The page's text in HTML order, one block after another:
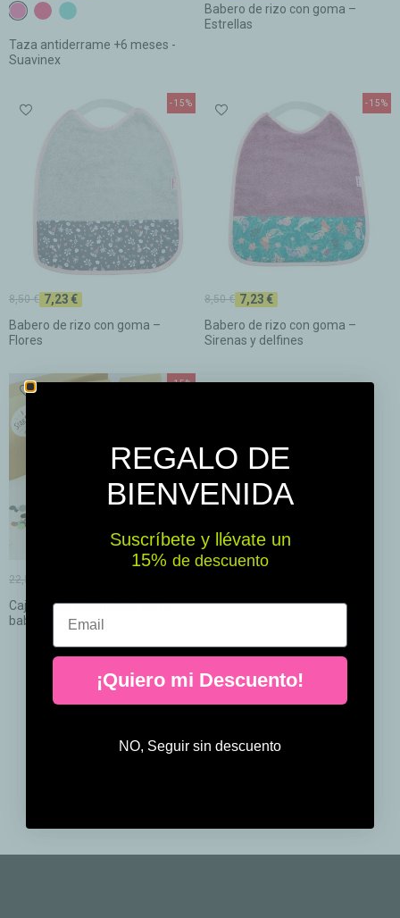
Taza antiderrame +6 meses -
Suavinex
FúcsiaFresaTurquesa
Babero de rizo con goma –
Estrellas
Babero de rizo con goma –
Flores
8,50 € 7,23 €
-15%
Babero de rizo con goma –
Sirenas y delfines
8,50 € 7,23 €
-15%
Caja regalo para bebés con 4
baberos de...
22,50 €
-15%
REGALO DE
BIENVENIDA
Suscríbete y llévate un
15% ​​ de descuento
Email
¡Quiero mi Descuento!
NO, Seguir sin descuento